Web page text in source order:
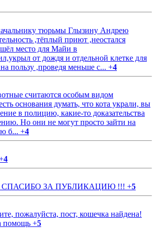
тюрьмы Глызину Андрею
,тёплый приют ,неостался
место для Майи в
от дождя и отдельной клетке для
пользу ,проведя меньше с... +4
считаются особым видом
основания думать, что кота украли, вы
в полицию, какие-то доказательства
Но они не могут просто зайти на
б... +4
4
ЗА ПУБЛИКАЦИЮ !!! +5
пожалуйста, пост, кошечка найдена!
помощь +5